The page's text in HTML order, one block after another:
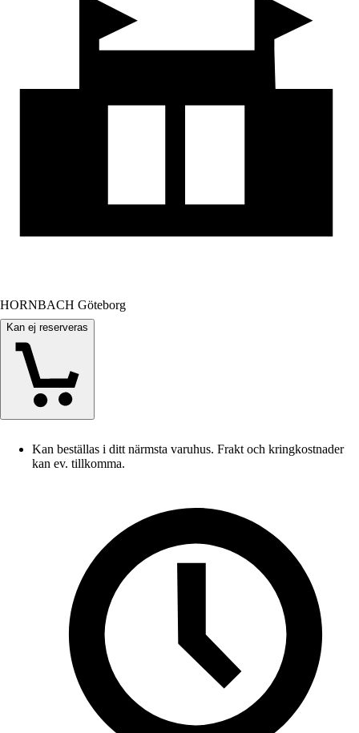
HORNBACH Göteborg
Kan ej reserveras
Kan beställas i ditt närmsta varuhus. Frakt och kringkostnader
kan ev. tillkomma.